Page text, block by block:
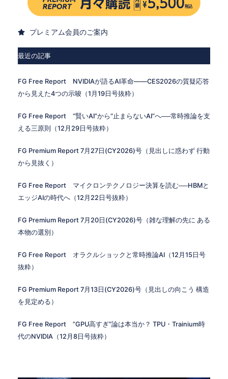
プレミアム会員のご案内
最近の記事
FG Free Report NVIDIAが語るAI革命——CES2026の質疑応答
から見えた4つの示唆（1月19日号抜粋）
FG Free Report “賢いAI”から“止まらないAI”へ──常時推論を支
える三原則（12月29日号抜粋）
FG Premium Report 7月27日(CY2026)号（見出しに惑わず 行動
から見抜く）
FG Free Report マイクロンテクノロジー決算を読む──HBMと
エッジAIの時代へ（12月22日号抜粋）
FG Premium Report 7月20日(CY2026)号（雑な理解の先に ある
本物の選別）
FG Free Report オラクルショックと常時推論AI（12月15日号
抜粋）
FG Premium Report 7月13日(CY2026)号（見出しの向こう 構造
を見定める）
FG Free Report ”GPU高すぎ”論は本当か？ TPU・Trainium時
代のNVIDIA（12月8日号抜粋）